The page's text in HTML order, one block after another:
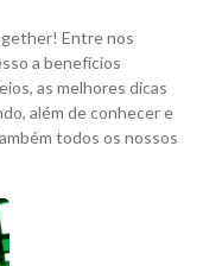
Entre nos
a benefícios
as melhores dicas
além de conhecer e
todos os nossos